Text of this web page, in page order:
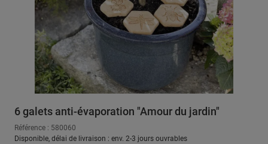
6 galets anti-évaporation "Amour du jardin"
Référence : 580060
Disponible, délai de livraison : env. 2-3 jours ouvrables